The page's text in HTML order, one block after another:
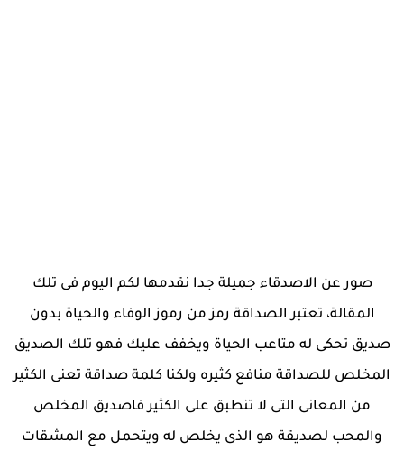
صور عن الاصدقاء جميلة جدا نقدمها لكم اليوم فى تلك
المقالة، تعتبر الصداقة رمز من رموز الوفاء والحياة بدون
صديق تحكى له متاعب الحياة ويخفف عليك فهو تلك الصديق
المخلص للصداقة منافع كثيره ولكنا كلمة صداقة تعنى الكثير
من المعانى التى لا تنطبق على الكثير فاصديق المخلص
والمحب لصديقة هو الذى يخلص له ويتحمل مع المشقات